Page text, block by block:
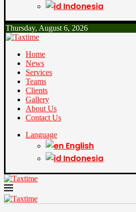
Indonesia
Thursday, August 6, 2026
Home
News
Services
Teams
Clients
Gallery
About Us
Contact Us
Language
English
Indonesia